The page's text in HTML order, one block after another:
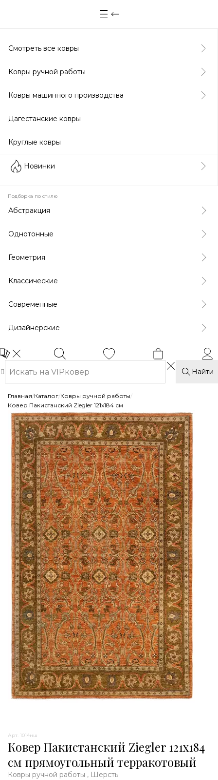
Смотреть все ковры
Ковры ручной работы
Ковры машинного производства
Дагестанские ковры
Круглые ковры
Новинки
Подборка по стилю
Абстракция
Однотонные
Геометрия
Классические
Современные
Дизайнерские
Найти
Главная/Каталог/Ковры ручной работы/
Ковер Пакистанский Ziegler 121x184 см
Арт. 1014нш
Ковер Пакистанский Ziegler 121x184
см прямоугольный терракотовый
Ковры ручной работы , Шерсть